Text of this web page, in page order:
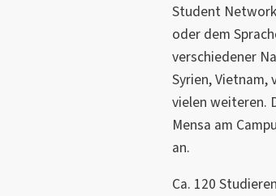
Student
oder dem
verschiedener
Syrien, Vietnam,
vielen weiteren.
Mensa am
an.
Ca. 120